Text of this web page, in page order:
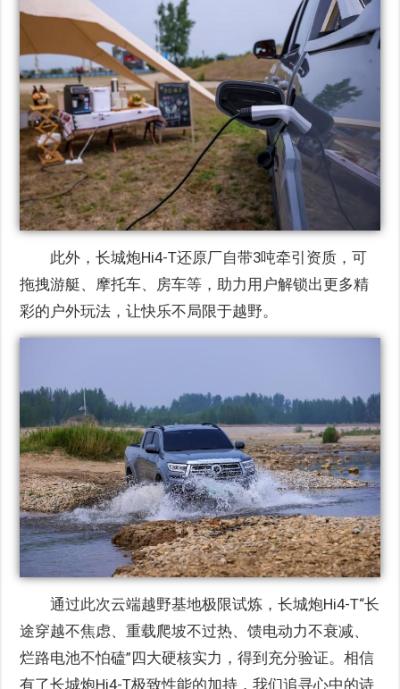
此外，长城炮Hi4-T还原厂自带3吨牵引资质，可
拖拽游艇、摩托车、房车等，助力用户解锁出更多精
彩的户外玩法，让快乐不局限于越野。
通过此次云端越野基地极限试炼，长城炮Hi4-T“长
途穿越不焦虑、重载爬坡不过热、馈电动力不衰减、
烂路电池不怕磕”四大硬核实力，得到充分验证。相信
有了长城炮Hi4-T极致性能的加持，我们追寻心中的诗